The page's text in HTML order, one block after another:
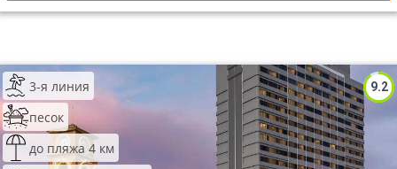
9.2
3-я линия
песок
до пляжа 4 км